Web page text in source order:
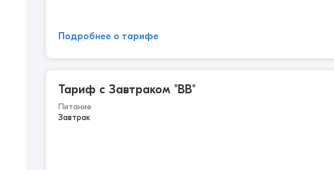
Подробнее о тарифе
Тариф с Завтраком "BB"
Питание
Завтрак